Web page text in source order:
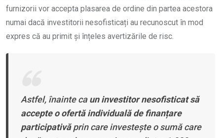
furnizorii vor accepta plasarea de ordine din partea acestora
numai dacă investitorii nesofisticați au recunoscut în mod
expres că au primit și înțeles avertizările de risc.
Astfel, înainte caun investitor nesofisticat să
accepte o ofertă individuală de finanțare
participativăprin care investește o sumă care